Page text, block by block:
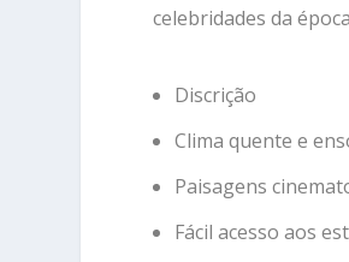
celebridades da
Discrição
Clima quente e
Paisagens
Fácil acesso aos